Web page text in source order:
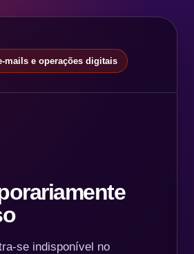
mails e operações digitais
se indisponível no